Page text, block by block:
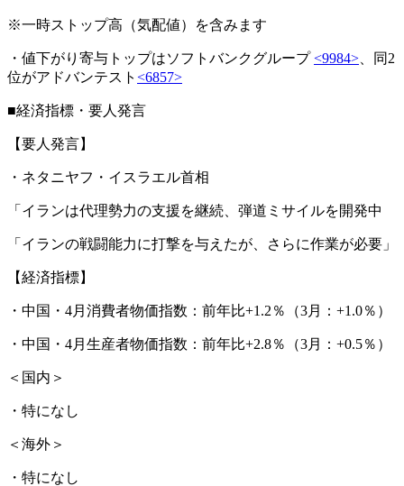
※一時ストップ高（気配値）を含みます
・値下がり寄与トップはソフトバンクグループ<9984> 、同2
位がアドバンテスト <6857>
■経済指標・要人発言
【要人発言】
・ネタニヤフ・イスラエル首相
「イランは代理勢力の支援を継続、弾道ミサイルを開発中
「イランの戦闘能力に打撃を与えたが、さらに作業が必要」
【経済指標】
・中国・4月消費者物価指数：前年比+1.2％（3月：+1.0％）
・中国・4月生産者物価指数：前年比+2.8％（3月：+0.5％）
＜国内＞
・特になし
＜海外＞
・特になし